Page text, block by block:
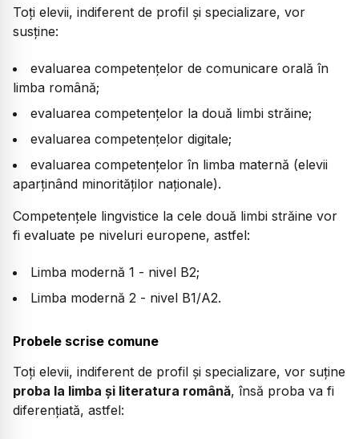
Toți elevii, indiferent de profil și specializare, vor
susține:
evaluarea competențelor de comunicare orală în
limba română;
evaluarea competențelor la două limbi străine;
evaluarea competențelor digitale;
evaluarea competențelor în limba maternă (elevii
aparținând minorităților naționale).
Competențele lingvistice la cele două limbi străine vor
fi evaluate pe niveluri europene, astfel:
Limba modernă 1 - nivel B2;
Limba modernă 2 - nivel B1/A2.
Probele scrise comune
Toți elevii, indiferent de profil și specializare, vor suține
proba la limba și literatura română, însă proba va fi
diferențiată, astfel: